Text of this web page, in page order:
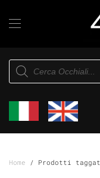
Skip to main
Products
search
Home / Prodotti